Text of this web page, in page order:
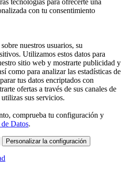
con tu consentimiento
nuestros usuarios, su
Utilizamos estos datos para
sitio web y mostrarte publicidad y
como para analizar las estadísticas de
tus datos encriptados con
ofertas a través de sus canales de
sus servicios.
comprueba tu configuración y
Datos.
Personalizar la configuración